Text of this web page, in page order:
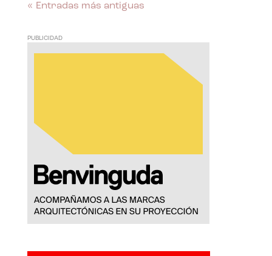
« Entradas más antiguas
PUBLICIDAD